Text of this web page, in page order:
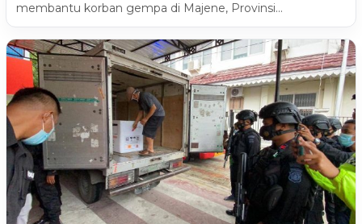
membantu korban gempa di Majene, Provinsi…